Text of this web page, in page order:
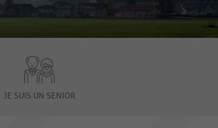
JE SUIS UN SENIOR